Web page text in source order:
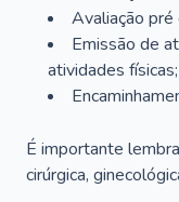
Avaliação
Emissão de
atividades físicas;
É importante
cirúrgica,